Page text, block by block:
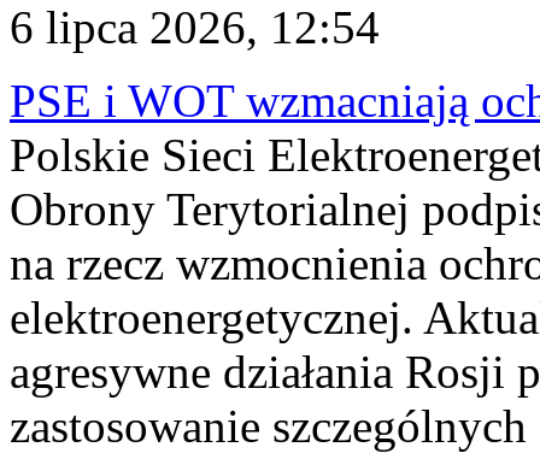
6 lipca 2026, 12:54
PSE i WOT wzmacniają
Polskie Sieci
Obrony Terytorialnej
na rzecz wzmocnienia
elektroenergetycznej.
agresywne działania Rosji
zastosowanie